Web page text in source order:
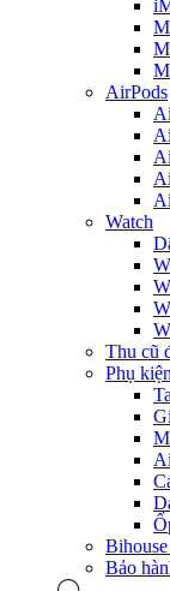
AirPods
Watch
Thu cũ
Phụ kiện
Bảo